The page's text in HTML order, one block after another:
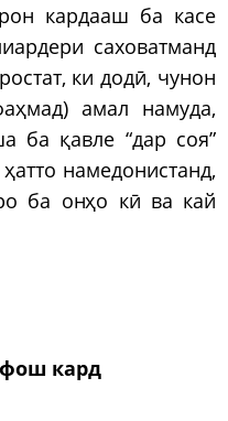
кардааш ба касе
саховатманд
ки додӣ, чунон
амал намуда,
ба қавле “дар соя”
намедонистанд,
ба онҳо кӣ ва кай
кард